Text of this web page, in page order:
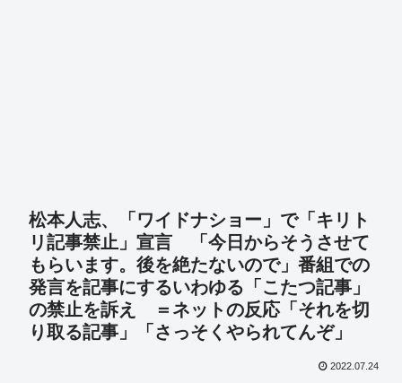
松本人志、「ワイドナショー」で「キリト
リ記事禁止」宣言 「今日からそうさせて
もらいます。後を絶たないので」番組での
発言を記事にするいわゆる「こたつ記事」
の禁止を訴え ＝ネットの反応「それを切
り取る記事」「さっそくやられてんぞ」
2022.07.24